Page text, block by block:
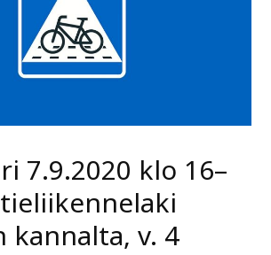
7.9.2020 klo 16–
kannalta, v. 4